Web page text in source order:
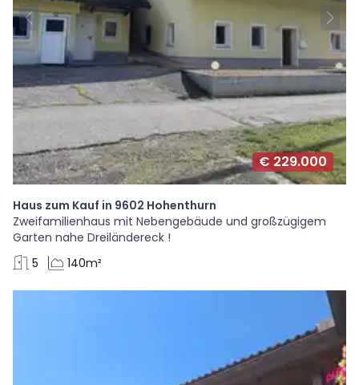
€ 229.000
Haus zum Kauf in 9602 Hohenthurn
Zweifamilienhaus mit Nebengebäude und großzügigem
Garten nahe Dreiländereck !
5
140m²